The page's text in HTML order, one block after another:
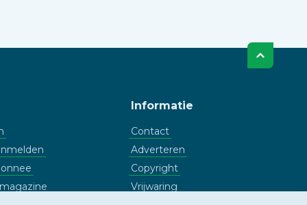
Informatie
Contact
Adverteren
Copyright
Vrijwaring